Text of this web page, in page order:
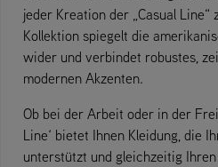
jeder Kreation der „Casual Line“
Kollektion spiegelt die
wider und verbindet robustes,
modernen Akzenten.
Ob bei der Arbeit oder in der
Line‘ bietet Ihnen Kleidung, die
unterstützt und gleichzeitig